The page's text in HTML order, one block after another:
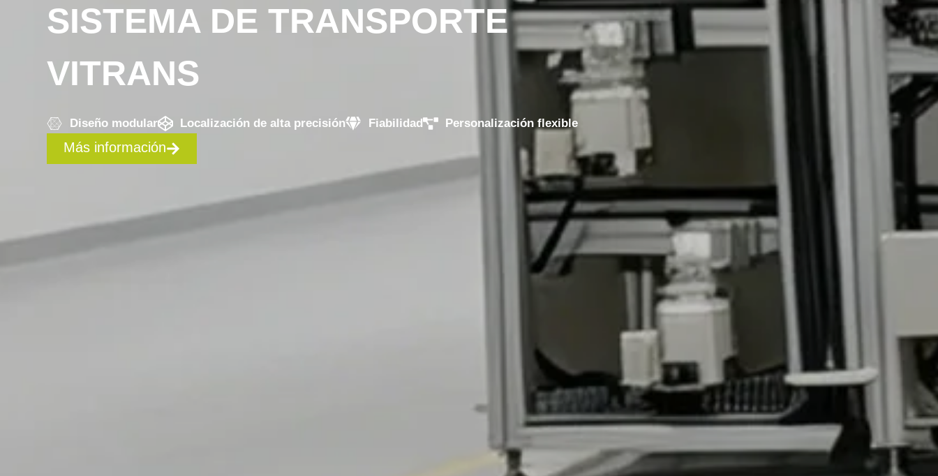
SISTEMA DE TRANSPORTE
VITRANS
Diseño modular Localización de alta precisión Fiabilidad Personalización flexible
Más información